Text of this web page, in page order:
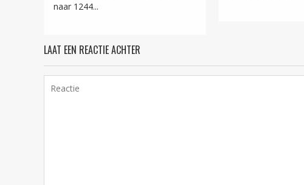
naar 1244...
LAAT EEN REACTIE ACHTER